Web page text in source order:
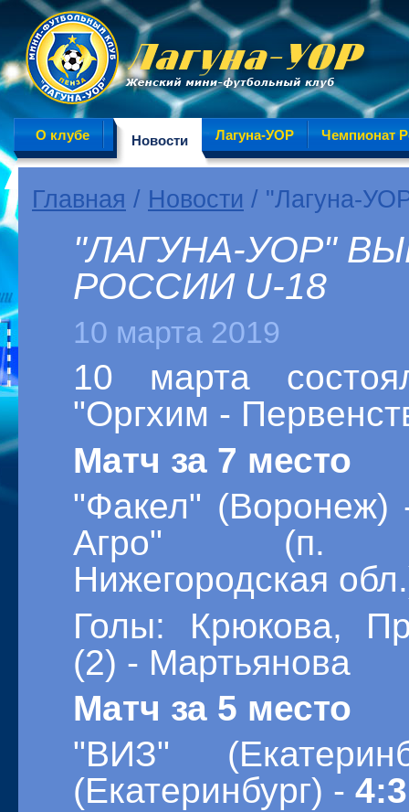
О клубе Новости Лагуна-УОР Чемпионат
Главная / Новости / "Лагуна-
"ЛАГУНА-УОР"
РОССИИ U-18
10 марта 2019
10 марта
"Оргхим -
Матч за 7 место
"Факел" (Воронеж)
Агро" (п.
Нижегородская
Голы: Крюкова,
(2) - Мартьянова
Матч за 5 место
"ВИЗ"
(Екатеринбург) - 4:3